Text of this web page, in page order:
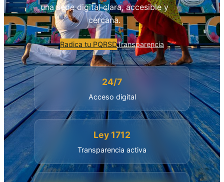
una sede digital clara, accesible y
cercana.
Radica tu PQRSDTransparencia
24/7
Acceso digital
Ley 1712
Transparencia activa